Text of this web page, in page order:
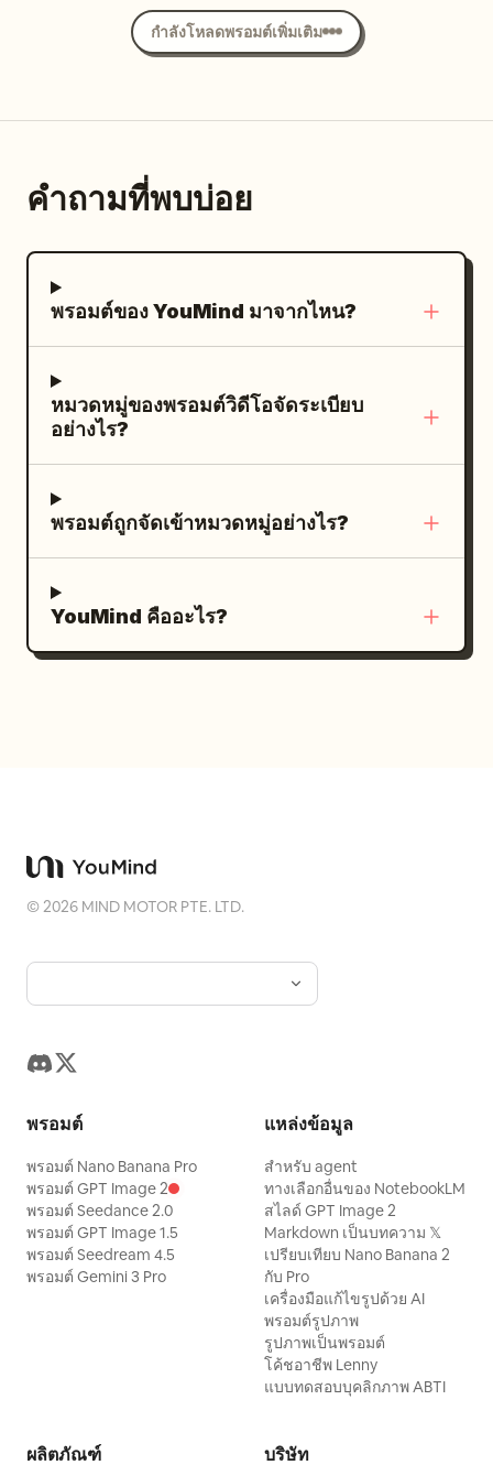
collapses behind and around him with he
ventilation hum, crew reaction gasps.
Negative Prompt: no CGI, no cinematic
image2 = the clown enemy. Use image2
as the strict reference for the clown’s
giant heavy axe, and overall menacing
and same weapon consistently
must never block the axe blade with her
through prediction, timing, footwork,
body-angle control, narrow dodges,
counters. The clown must feel
physically overwhelming, heavy, and
destructive. Pyona stays alive and gains
brute force. ENVIRONMENT: A ruined
urban battlefield at night, like a
concrete structure. Broken walls,
exposed rebar, cracked ground, rubble
rubble outward. Maintain clear spatial
consistency. STYLE: Live-action
readability. High-end cinematic fight
energy, like a boss fight in a dark action
recoil, sharp contact, strong debris
tension. No comedy. No magical powers.
dynamic but readable cinematic camera
coverage: - low-angle handheld push-ins
- side tracking shots - medium rotating
follow shots - brief wide shots for scale
and aftermath - one brief slow-motion
emphasis only during the most
dangerous near-miss. Cuts may be
dynamic, but action must remain clear,
0.0–3.8s — Opening 3-hit pressure
ornament. A red energy blade
materializes in the right hand, in a
White Swordswoman twists her body
red energy blade in the right hand draws
for a slash. A red translucent motion blur
trail leaves a trajectory of the sword.
due to the centrifugal force of the
Visual: The Red and White
Swordswoman sinks into a low posture
around her body just above the ground,
drawing a wide semicircular arc. Red
vertical arc from bottom to top. She
jumps into the air, and her body rises.
above her head. Dialogue: None Shot 5 |
8-10s · Medium Shot · Mid-air Inverted
Swordswoman flips her body in the air.
smashing downward from above her
head. Her body rotates elegantly in the
air, and her long white hair flows. The
pillars of the white geometric space flow
in the background. Dialogue: None Shot
6 | 10-12s · Low Angle Medium Shot ·
Landing Impact Visual: The Red and
White Swordswoman lands in a low
posture with one hand on the ground.
The red energy blade strikes the ground,
กำลังโหลดพรอมต์เพิ่มเติม
คำถามที่พบบ่อย
พรอมต์ของ YouMind มาจากไหน?
หมวดหมู่ของพรอมต์วิดีโอจัดระเบียบ
อย่างไร?
พรอมต์ถูกจัดเข้าหมวดหมู่อย่างไร?
YouMind คืออะไร?
©2026 MIND MOTOR PTE. LTD.
พรอมต์
พรอมต์ Nano Banana Pro
พรอมต์ GPT Image 2
พรอมต์ Seedance 2.0
พรอมต์ GPT Image 1.5
พรอมต์ Seedream 4.5
พรอมต์ Gemini 3 Pro
แหล่งข้อมูล
สำหรับ agent
ทางเลือกอื่นของ NotebookLM
สไลด์ GPT Image 2
Markdown เป็นบทความ 𝕏
เปรียบเทียบ Nano Banana 2
กับ Pro
เครื่องมือแก้ไขรูปด้วย AI
พรอมต์รูปภาพ
รูปภาพเป็นพรอมต์
โค้ชอาชีพ Lenny
แบบทดสอบบุคลิกภาพ ABTI
ผลิตภัณฑ์ บริษัท